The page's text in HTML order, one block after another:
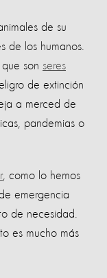
de su
de los humanos.
son seres
de extinción
a merced de
pandemias o
, como lo hemos
emergencia
de necesidad.
es mucho más